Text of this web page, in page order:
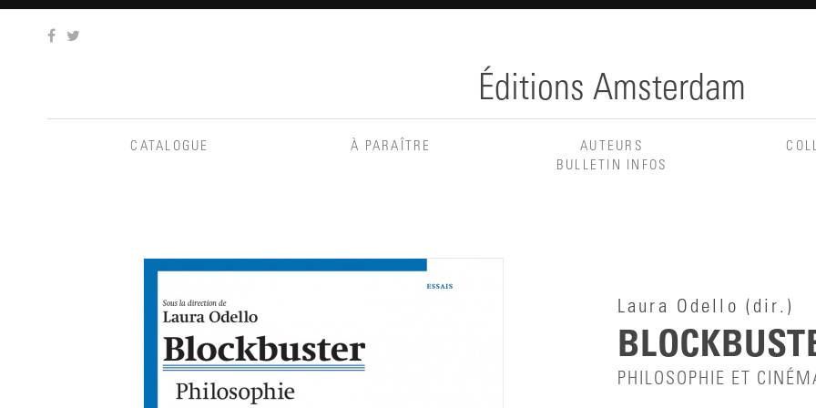
Éditions Amsterdam
CATALOGUE À PARAÎTRE AUTEURS
BULLETIN INFOS
Laura Odello (dir.)
PHILOSOPHIE ET